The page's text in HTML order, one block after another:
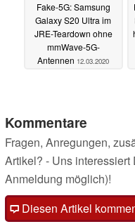
Fake-5G: Samsung
Galaxy S20 Ultra im
JRE-Teardown ohne
mmWave-5G-
Antennen 12.03.2020
Kommentare
Fragen, Anregungen,
Artikel? - Uns
Anmeldung möglich)!
Diesen Artikel